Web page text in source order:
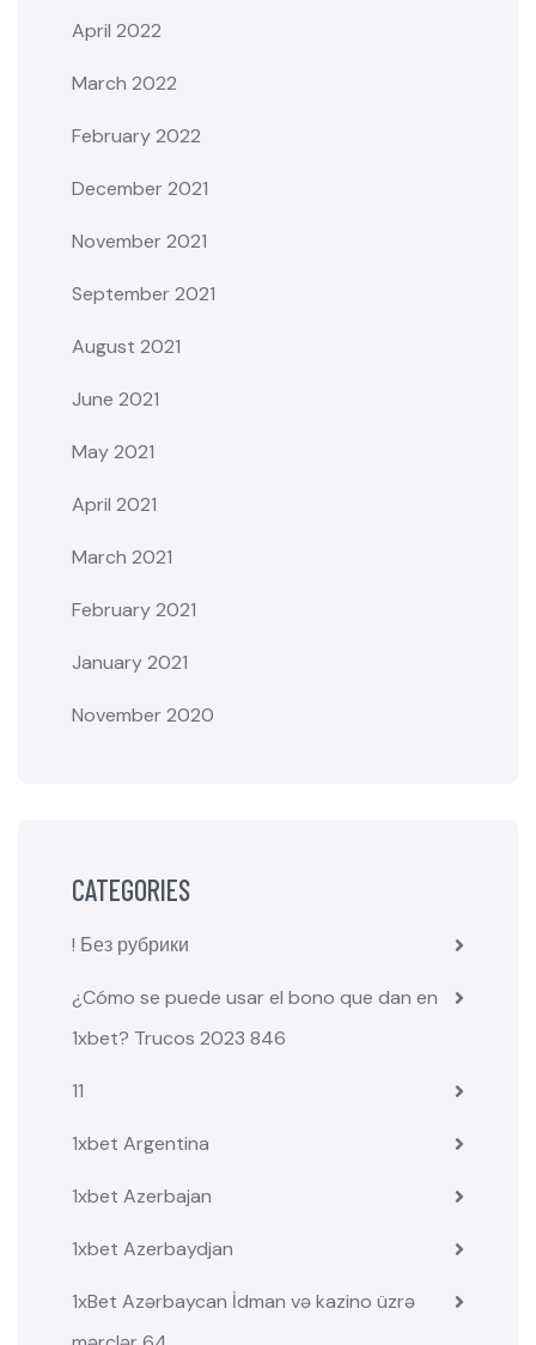
April 2022
March 2022
February 2022
December 2021
November 2021
September 2021
August 2021
June 2021
May 2021
April 2021
March 2021
February 2021
January 2021
November 2020
CATEGORIES
! Без рубрики
¿Cómo se puede usar el bono que dan en
1xbet? Trucos 2023 846
11
1xbet Argentina
1xbet Azerbajan
1xbet Azerbaydjan
1xBet Azərbaycan İdman və kazino üzrə